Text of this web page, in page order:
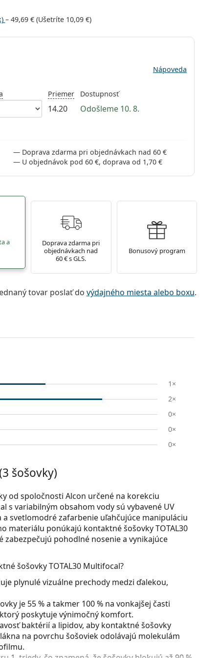
– 49,69 €(Ušetríte 10,09 €)
Nápoveda
Priemer
14.20
Dostupnosť
Odošleme 10. 8.
Doprava zdarma pri objednávkach nad 60 €
U objednávok pod 60 €, doprava od 1,70 €
a
Doprava zdarma pri
objednávkach nad
60 € s GLS.
Bonusový program
tovar poslať do výdajného miesta alebo boxu.
1×
2×
0×
0×
0×
šošovky)
od spoločnosti Alcon určené na korekciu
s variabilným obsahom vody sú vybavené UV
svetlomodré zafarbenie uľahčujúce manipuláciu
materiálu ponúkajú kontaktné šošovky TOTAL30
pohodlné nosenie a vynikajúce
šošovky TOTAL30 Multifocal?
plynulé vizuálne prechody medzi ďalekou,
je 55 % a takmer 100 % na vonkajšej časti
poskytuje výnimočný komfort.
baktérií a lipidov, aby kontaktné šošovky
na povrchu šošoviek odolávajú molekulám